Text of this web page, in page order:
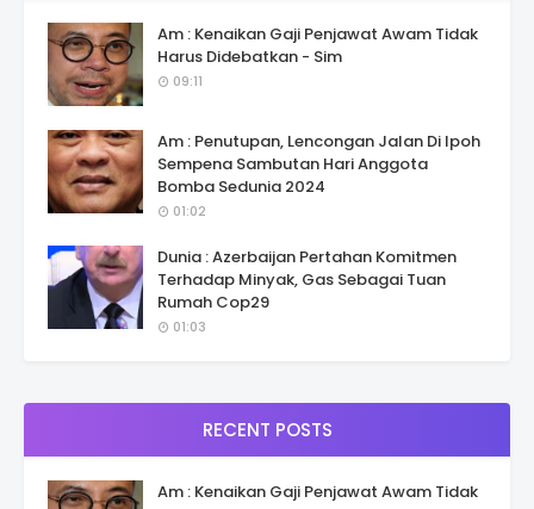
Am : Kenaikan Gaji Penjawat Awam Tidak
Harus Didebatkan - Sim
09:11
Am : Penutupan, Lencongan Jalan Di Ipoh
Sempena Sambutan Hari Anggota
Bomba Sedunia 2024
01:02
Dunia : Azerbaijan Pertahan Komitmen
Terhadap Minyak, Gas Sebagai Tuan
Rumah Cop29
01:03
RECENT POSTS
Am : Kenaikan Gaji Penjawat Awam Tidak